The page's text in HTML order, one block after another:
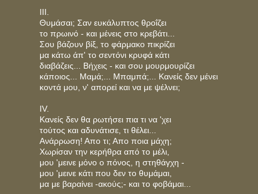
ΙΙΙ.
Θυμάσαι; Σαν ευκάλυπτος θροΐζει
το πρωινό - και μένεις στο κρεβάτι...
Σου βάζουν βίξ, το φάρμακο πικρίζει
μα κάτω άπ' το σεντόνι κρυφά κάτι
διαβάζεις... Βήχεις - και σου μουρμουρίζει
κάποιος... Μαμά;... Μπαμπά;... Κανείς δεν μένει
κοντά μου, ν' απορεί και να με ψέλνει;
IV.
Κανείς δεν θα ρωτήσει πια τι να 'χει
τούτος και αδυνάτισε, τι θέλει...
Ανάρρωση! Απο τι; Απο ποια μάχη;
Χωρίσαν την κερήθρα από το μέλι,
μου 'μεινε μόνο ο πόνος, η στηθάγχη -
μου 'μεινε κάτι πoυ δεν το θυμάμαι,
μα με βαραίνει -ακούς;- και το φοβάμαι...